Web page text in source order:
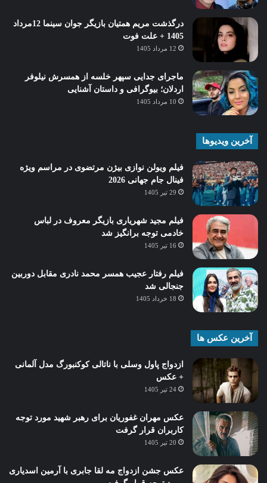
درگذشت مریم همتیان بازیگر جوان سینما 12مرداد
1405 + علت فوت
12 مرداد 1405
ماجرای جدایی سپهر خلسه از همسرش نیلوفر
اردلان؛ بیوگرافی و داستان آشنایی
10 مرداد 1405
آخرین ویدیوها
فیلم ویولن نوازی بیژن مرتضوی در مراسم ویژه
فینال جام جهانی 2026
29 تیر 1405
فیلم مجید شهریاری بازیگر معروف در لباس
خادمی توجه برانگیز شد
16 تیر 1405
فیلم رفتار عجیب همسر محمد نادری مقابل دوربین
جنجالی شد
18 خرداد 1405
آخرین عکس ها
ازدواج پاول وسلی با ناتالی کوکنبورگ مدل آلمانی
+ عکس
24 تیر 1405
عکس مهران غفوریان برای رهبر شهید مورد توجه
کاربران قرار گرفت
20 تیر 1405
عکس جشن ازدواج مه لقا جابری با آرمین اسدیاری